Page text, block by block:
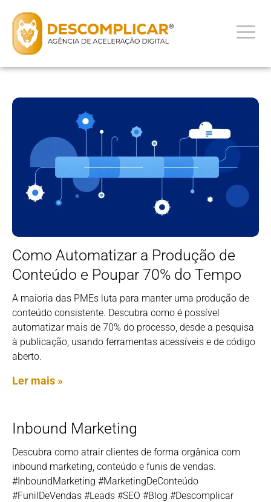
Como Automatizar a Produção de
Conteúdo e Poupar 70% do Tempo
A maioria das PMEs luta para manter uma produção de
conteúdo consistente. Descubra como é possível
automatizar mais de 70% do processo, desde a pesquisa
à publicação, usando ferramentas acessíveis e de código
aberto.
Ler mais »
Inbound Marketing
Descubra como atrair clientes de forma orgânica com
inbound marketing, conteúdo e funis de vendas.
#InboundMarketing #MarketingDeConteúdo
#FunilDeVendas #Leads #SEO #Blog #Descomplicar